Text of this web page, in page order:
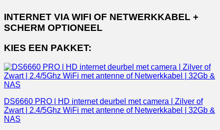
INTERNET VIA WIFI OF NETWERKKABEL +
SCHERM OPTIONEEL
KIES EEN PAKKET:
DS6660 PRO | HD internet deurbel met camera | Zilver of
Zwart | 2.4/5Ghz WiFi met antenne of Netwerkkabel | 32Gb &
NAS